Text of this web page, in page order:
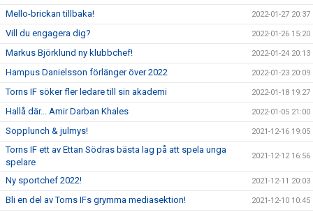
Mello-brickan tillbaka! 2022-01-27 20:37
Vill du engagera dig? 2022-01-26 15:20
Markus Björklund ny klubbchef! 2022-01-24 20:13
Hampus Danielsson förlänger över 2022 2022-01-23 20:09
Torns IF söker fler ledare till sin akademi 2022-01-18 19:27
Hallå där... Amir Darban Khales 2022-01-05 21:00
Sopplunch & julmys! 2021-12-16 19:05
Torns IF ett av Ettan Södras bästa lag på att spela unga
spelare
2021-12-12 16:56
Ny sportchef 2022! 2021-12-11 20:03
Bli en del av Torns IFs grymma mediasektion! 2021-12-10 10:45